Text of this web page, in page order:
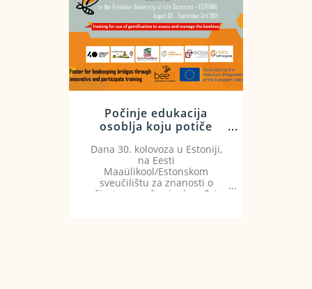
Počinje edukacija
osoblja koju potiče
Dana 30. kolovoza u Estoniji,
na Eesti
Maaülikool/Estonskom
sveučilištu za znanosti o
životu, započeo je događaj